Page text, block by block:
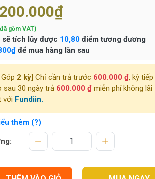
gồm VAT)
sẽ tích lũy được 10,80điểm tương đương
để mua hàng lần sau
2 kỳ] Chỉ cần trả trước 600.000 ₫, kỳ tiếp
sau 30 ngày trả 600.000 ₫miễn phí không lãi
với Fundiin.
thêm (?)